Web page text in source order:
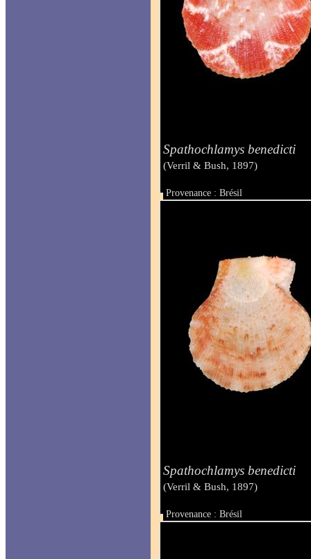
Spathochlamys benedicti
(Verril & Bush, 1897)
Provenance : Brésil
Taille : 11 mm
Spathochlamys benedicti
(Verril & Bush, 1897)
Provenance : Brésil
Taille : 10 mm